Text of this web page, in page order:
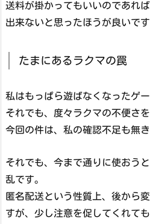
送料が掛かってもいいのであれ
出来ないと思ったほうが良いです
たまにあるラクマの罠
私はもっぱら遊ばなくなったゲ
それでも、度々ラクマの不便さ
今回の件は、私の確認不足も無
それでも、今まで通りに使おう
乱です。
匿名配送という性質上、後から
すが、少し注意を促してくれて